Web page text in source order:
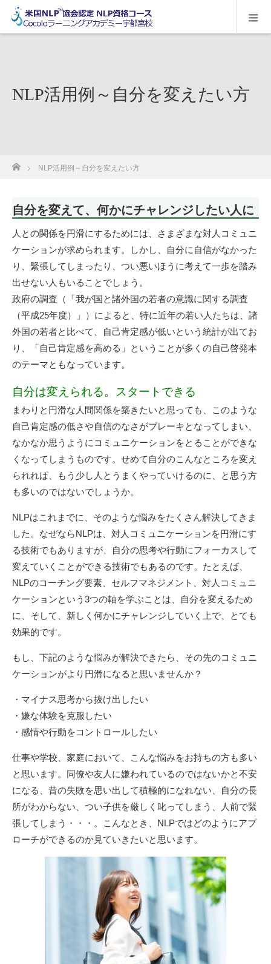
NLP活用例～自分を変えたい方
ホーム
NLP活用例～自分を変えたい方
自分を変えて、何かにチャレンジしたい人に
人との関係を円滑にするためには、さまざまな対人コミュニ
ケーションが求められます。しかし、自分に自信がなかった
り、緊張してしまったり、つい悪いほうに考えて一歩を踏み
出せない人もいることでしょう。
政府の調査（「我が国と諸外国の若者の意識に関する調査
（平成25年度）」）によると、特に近年の若い人たちは、諸
外国の若者と比べて、自己肯定感が低いという統計が出てお
り、「自己肯定感を高める」ということが多くの自己啓発本
のテーマともなっています。
自分は変えられる。スタートできる
まわりと円滑な人間関係を築きたいと思っても、このような
自己肯定感の低さや自信のなさがブレーキとなってしまい、
なかなか思うようにコミュニケーションをとることができな
くなってしまうものです。せめて自分のこんなところを変え
られれば、もう少し人とうまくやっていけるのに、と思う方
も多いのではないでしょうか。
NLPはこれまでに、そのような悩みをたくさん解決してきま
した。なぜならNLPは、対人コミュニケーションを円滑にす
る技術でもありますが、自分の思考や行動にフォーカスして
変えていくことができる技術でもあるのです。たとえば、
NLPのコーチング要素、セルフマネジメント、対人コミュニ
ケーションという3つの軸を学ぶことは、自分を変えるため
に、そして、新しく何かにチャレンジしていく上で、とても
効果的です。
もし、下記のような悩みが解決できたら、その先のコミュニ
ケーションがより円滑になると思いませんか？
・マイナス思考から抜け出したい
・嫌な体験を克服したい
・感情や行動をコントロールしたい
仕事や学校、家庭において、こんな悩みをお持ちの方も多い
と思います。同僚や友人に嫌われているのではないかと不安
になる、昔の失敗を思い出して積極的になれない、自分の長
所がわからない、つい子供を厳しく叱ってしまう、人前で緊
張してしまう・・・。こんなとき、NLPではどのようにアプ
ローチができるのか見ていきたいと思います。